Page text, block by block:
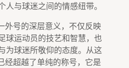
人与球迷之间的情感纽带。
外号的深层意义，不仅反映
球运动员的技艺和智慧，也
为球迷所敬仰的态度。从这
经超越了单纯的称号，它是